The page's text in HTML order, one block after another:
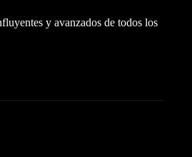
y avanzados de todos los